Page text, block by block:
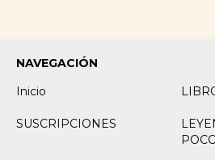
NAVEGACIÓN
Inicio
SUSCRIPCIONES